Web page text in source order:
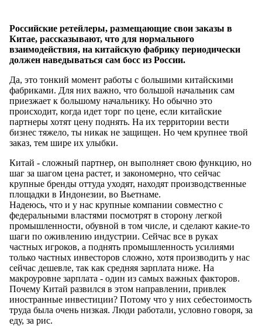
Российские ретейлеры, размещающие свои заказы в
Китае, рассказывают, что для нормального
взаимодействия, на китайскую фабрику периодически
должен наведываться сам босс из России.
Да, это тонкий момент работы с большими китайскими
фабриками. Для них важно, что большой начальник сам
приезжает к большому начальнику. Но обычно это
происходит, когда идет торг по цене, если китайские
партнеры хотят цену поднять. На их территории вести
бизнес тяжело, ты никак не защищен. Но чем крупнее твой
заказ, тем шире их улыбки.
Китай - сложный партнер, он выполняет свою функцию, но
шаг за шагом цена растет, и закономерно, что сейчас
крупные бренды оттуда уходят, находят производственные
площадки в Индонезии, во Вьетнаме.
Надеюсь, что и у нас крупные компании совместно с
федеральными властями посмотрят в сторону легкой
промышленности, обувной в том числе, и сделают какие-то
шаги по оживлению индустрии. Сейчас все в руках
частных игроков, а поднять промышленность усилиями
только частных инвесторов сложно, хотя производить у нас
сейчас дешевле, так как средняя зарплата ниже. На
макроуровне зарплата - один из самых важных факторов.
Почему Китай развился в этом направлении, привлек
иностранные инвестиции? Потому что у них себестоимость
труда была очень низкая. Люди работали, условно говоря, за
еду, за рис.